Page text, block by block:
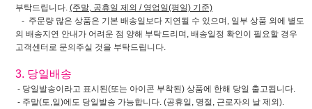
부탁드립니다. (주말, 공휴일 제외 / 영업일(평일) 기준)
- 주문량 많은 상품은 기본 배송일보다 지연될 수 있으며, 일부 상품 외에 별도
의 배송지연 안내가 어려운 점 양해 부탁드리며, 배송일정 확인이 필요할 경우
고객센터로 문의주실 것을 부탁드립니다.
3. 당일배송
- 당일발송이라고 표시된(또는 아이콘 부착된) 상품에 한해 당일 출고됩니다.
- 주말(토,일)에도 당일발송 가능합니다. (공휴일, 명절, 근로자의 날 제외).